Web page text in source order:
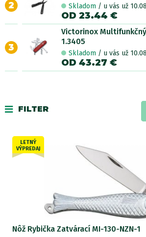
2 Skladom / u vás už
OD 23.44 €
3
Victorinox
1.3405
Skladom / u vás už
OD 43.27 €
FILTER
LETNÝ
VÝPREDAJ
Nôž Rybička Zatvárací MI-130-NZN-1